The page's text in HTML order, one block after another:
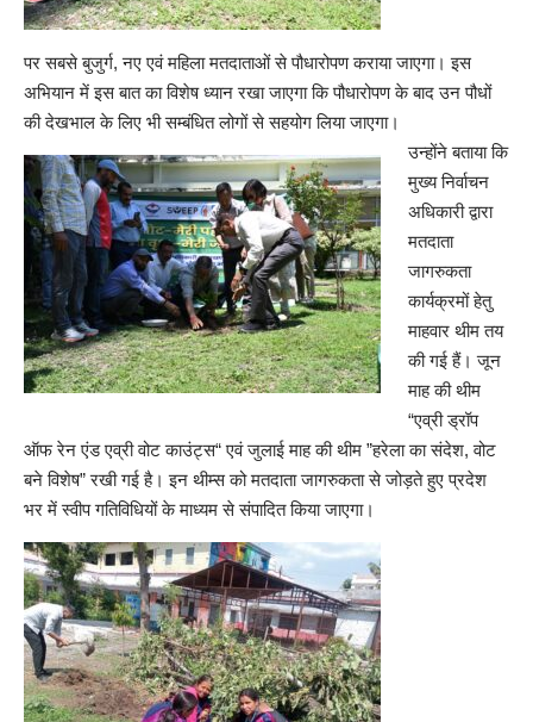
पर सबसे बुजुर्ग, नए एवं महिला मतदाताओं से पौधारोपण कराया जाएगा। इस
अभियान में इस बात का विशेष ध्यान रखा जाएगा कि पौधारोपण के बाद उन पौधों
की देखभाल के लिए भी सम्बंधित लोगों से सहयोग लिया जाएगा।
उन्होंने बताया कि
मुख्य निर्वाचन
अधिकारी द्वारा
मतदाता
जागरुकता
कार्यक्रमों हेतु
माहवार थीम तय
की गई हैं। जून
माह की थीम
“एव्री ड्रॉप
ऑफ रेन एंड एव्री वोट काउंट्स“ एवं जुलाई माह की थीम ”हरेला का संदेश, वोट
बने विशेष” रखी गई है। इन थीम्स को मतदाता जागरुकता से जोड़ते हुए प्रदेश
भर में स्वीप गतिविधियों के माध्यम से संपादित किया जाएगा।